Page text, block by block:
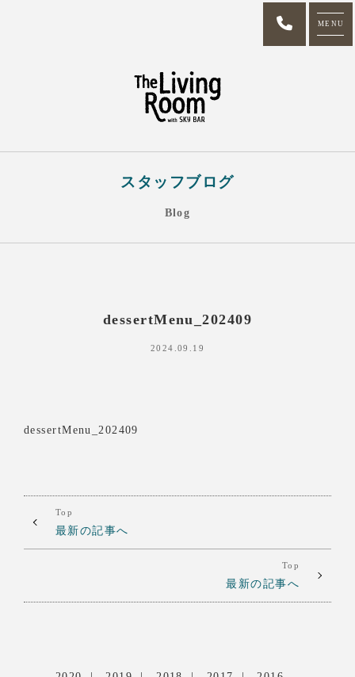
MENU
スタッフブログ
Blog
dessertMenu_202409
2024.09.19
dessertMenu_202409
Top
最新の記事へ
Top
最新の記事へ